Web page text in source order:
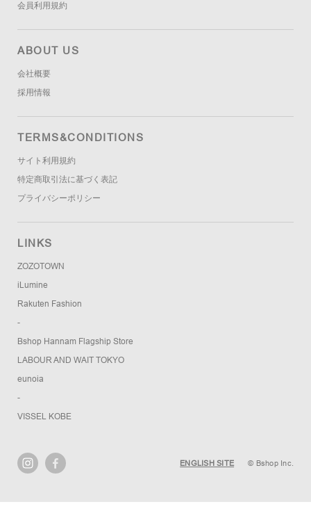
会員利用規約
ABOUT US
会社概要
採用情報
TERMS&CONDITIONS
サイト利用規約
特定商取引法に基づく表記
プライバシーポリシー
LINKS
ZOZOTOWN
iLumine
Rakuten Fashion
-
Bshop Hannam Flagship Store
LABOUR AND WAIT TOKYO
eunoia
-
VISSEL KOBE
ENGLISH SITE © Bshop Inc.